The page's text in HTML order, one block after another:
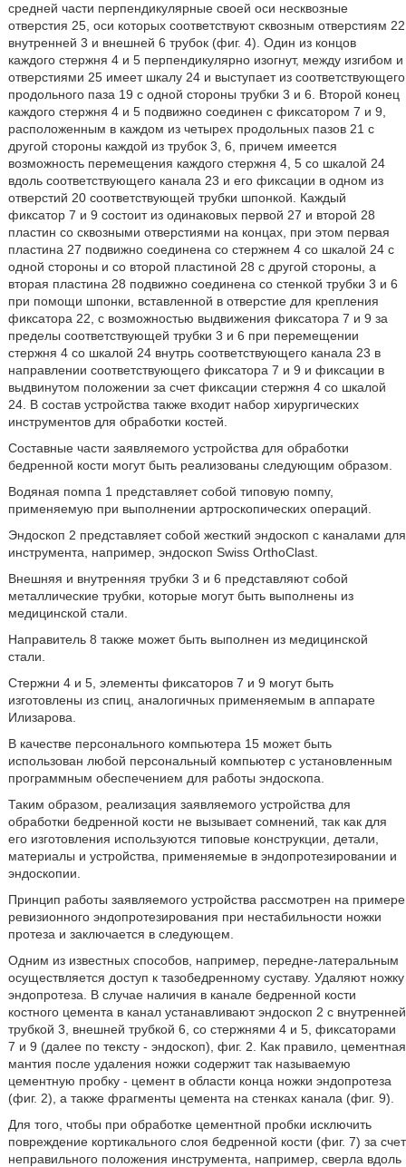
средней части перпендикулярные своей оси несквозные
отверстия 25, оси которых соответствуют сквозным отверстиям 22
внутренней 3 и внешней 6 трубок (фиг. 4). Один из концов
каждого стержня 4 и 5 перпендикулярно изогнут, между изгибом и
отверстиями 25 имеет шкалу 24 и выступает из соответствующего
продольного паза 19 с одной стороны трубки 3 и 6. Второй конец
каждого стержня 4 и 5 подвижно соединен с фиксатором 7 и 9,
расположенным в каждом из четырех продольных пазов 21 с
другой стороны каждой из трубок 3, 6, причем имеется
возможность перемещения каждого стержня 4, 5 со шкалой 24
вдоль соответствующего канала 23 и его фиксации в одном из
отверстий 20 соответствующей трубки шпонкой. Каждый
фиксатор 7 и 9 состоит из одинаковых первой 27 и второй 28
пластин со сквозными отверстиями на концах, при этом первая
пластина 27 подвижно соединена со стержнем 4 со шкалой 24 с
одной стороны и со второй пластиной 28 с другой стороны, а
вторая пластина 28 подвижно соединена со стенкой трубки 3 и 6
при помощи шпонки, вставленной в отверстие для крепления
фиксатора 22, с возможностью выдвижения фиксатора 7 и 9 за
пределы соответствующей трубки 3 и 6 при перемещении
стержня 4 со шкалой 24 внутрь соответствующего канала 23 в
направлении соответствующего фиксатора 7 и 9 и фиксации в
выдвинутом положении за счет фиксации стержня 4 со шкалой
24. В состав устройства также входит набор хирургических
инструментов для обработки костей.
Составные части заявляемого устройства для обработки
бедренной кости могут быть реализованы следующим образом.
Водяная помпа 1 представляет собой типовую помпу,
применяемую при выполнении артроскопических операций.
Эндоскоп 2 представляет собой жесткий эндоскоп с каналами для
инструмента, например, эндоскоп Swiss OrthoClast.
Внешняя и внутренняя трубки 3 и 6 представляют собой
металлические трубки, которые могут быть выполнены из
медицинской стали.
Направитель 8 также может быть выполнен из медицинской
стали.
Стержни 4 и 5, элементы фиксаторов 7 и 9 могут быть
изготовлены из спиц, аналогичных применяемым в аппарате
Илизарова.
В качестве персонального компьютера 15 может быть
использован любой персональный компьютер с установленным
программным обеспечением для работы эндоскопа.
Таким образом, реализация заявляемого устройства для
обработки бедренной кости не вызывает сомнений, так как для
его изготовления используются типовые конструкции, детали,
материалы и устройства, применяемые в эндопротезировании и
эндоскопии.
Принцип работы заявляемого устройства рассмотрен на примере
ревизионного эндопротезирования при нестабильности ножки
протеза и заключается в следующем.
Одним из известных способов, например, передне-латеральным
осуществляется доступ к тазобедренному суставу. Удаляют ножку
эндопротеза. В случае наличия в канале бедренной кости
костного цемента в канал устанавливают эндоскоп 2 с внутренней
трубкой 3, внешней трубкой 6, со стержнями 4 и 5, фиксаторами
7 и 9 (далее по тексту - эндоскоп), фиг. 2. Как правило, цементная
мантия после удаления ножки содержит так называемую
цементную пробку - цемент в области конца ножки эндопротеза
(фиг. 2), а также фрагменты цемента на стенках канала (фиг. 9).
Для того, чтобы при обработке цементной пробки исключить
повреждение кортикального слоя бедренной кости (фиг. 7) за счет
неправильного положения инструмента, например, сверла вдоль